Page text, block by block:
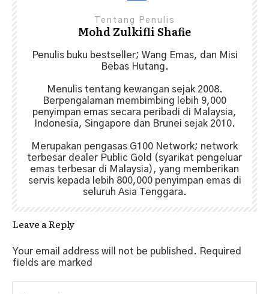
Tentang Penulis
Mohd Zulkifli Shafie
Penulis buku bestseller; Wang Emas, dan Misi
Bebas Hutang.
Menulis tentang kewangan sejak 2008.
Berpengalaman membimbing lebih 9,000
penyimpan emas secara peribadi di Malaysia,
Indonesia, Singapore dan Brunei sejak 2010.
Merupakan pengasas G100 Network; network
terbesar dealer Public Gold (syarikat pengeluar
emas terbesar di Malaysia), yang memberikan
servis kepada lebih 800,000 penyimpan emas di
seluruh Asia Tenggara.
Leave a Reply
Your email address will not be published. Required
fields are marked